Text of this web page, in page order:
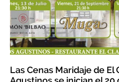
Las Cenas Maridaje de El